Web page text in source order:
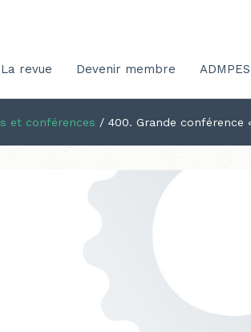
La revue Devenir membre
et conférences / 400. Grande conférence